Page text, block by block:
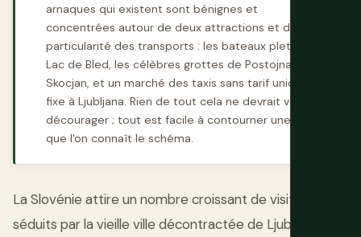
arnaques qui existent sont bénignes et
concentrées autour de deux attractions et d'une
particularité des transports : les bateaux pletna du
Lac de Bled, les célèbres grottes de Postojna et
Skocjan, et un marché des taxis sans tarif unique
fixe à Ljubljana. Rien de tout cela ne devrait vous
décourager ; tout est facile à contourner une fois
que l'on connaît le schéma.
La Slovénie attire un nombre croissant de visiteurs
séduits par la vieille ville décontractée de Ljubljana, les